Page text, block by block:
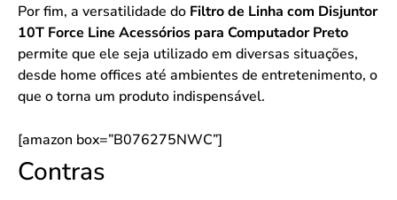
Por fim, a versatilidade do Filtro de Linha com Disjuntor
10T Force Line Acessórios para Computador Preto
permite que ele seja utilizado em diversas situações,
desde home offices até ambientes de entretenimento, o
que o torna um produto indispensável.
[amazon box=”B076275NWC”]
Contras